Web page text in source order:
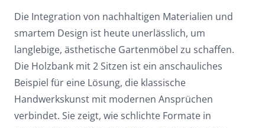
Die Integration von nachhaltigen Materialien und
smartem Design ist heute unerlässlich, um
langlebige, ästhetische Gartenmöbel zu schaffen.
Die Holzbank mit 2 Sitzen ist ein anschauliches
Beispiel für eine Lösung, die klassische
Handwerkskunst mit modernen Ansprüchen
verbindet. Sie zeigt, wie schlichte Formate in